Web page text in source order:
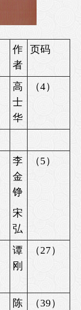
作
者
页码
高
士
华
（4）
李
金
铮
宋
弘
（5）
谭
刚
（27）
陈
（39）